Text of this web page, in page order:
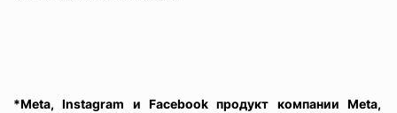
*Meta, Instagram и Facebook продукт компании Meta,